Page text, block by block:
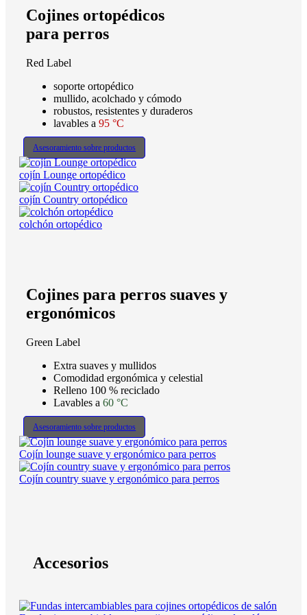
Cojines ortopédicos
para perros
Red Label
soporte ortopédico
mullido, acolchado y cómodo
robustos, resistentes y duraderos
lavables a 95 °C
Asesoramiento sobre productos
cojín Lounge ortopédico
cojín Country ortopédico
colchón ortopédico
Cojines para perros suaves y
ergonómicos
Green Label
Extra suaves y mullidos
Comodidad ergonómica y celestial
Relleno 100 % reciclado
Lavables a 60 °C
Asesoramiento sobre productos
Cojín lounge suave y ergonómico para perros
Cojín country suave y ergonómico para perros
Accesorios